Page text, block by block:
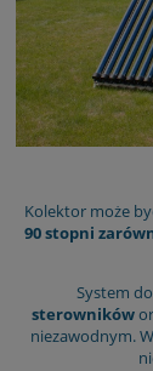
Kolektor może
90 stopni
System
sterowników
niezawodnym.